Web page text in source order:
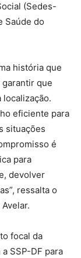
(Sedes-
Saúde do
história que
garantir que
eficiente para
situações
é
para
devolver
ressalta o
focal da
SSP-DF para